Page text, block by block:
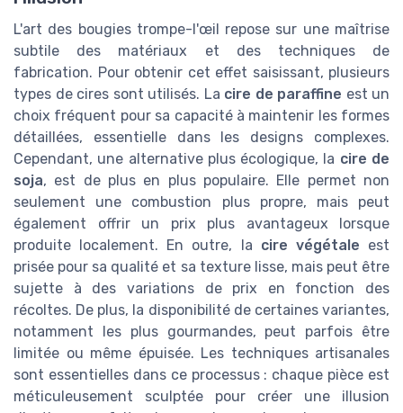
L'art des bougies trompe-l'œil repose sur une maîtrise
subtile des matériaux et des techniques de
fabrication. Pour obtenir cet effet saisissant, plusieurs
types de cires sont utilisés. La cire de paraffine est un
choix fréquent pour sa capacité à maintenir les formes
détaillées, essentielle dans les designs complexes.
Cependant, une alternative plus écologique, la cire de
soja, est de plus en plus populaire. Elle permet non
seulement une combustion plus propre, mais peut
également offrir un prix plus avantageux lorsque
produite localement. En outre, la cire végétale est
prisée pour sa qualité et sa texture lisse, mais peut être
sujette à des variations de prix en fonction des
récoltes. De plus, la disponibilité de certaines variantes,
notamment les plus gourmandes, peut parfois être
limitée ou même épuisée. Les techniques artisanales
sont essentielles dans ce processus : chaque pièce est
méticuleusement sculptée pour créer une illusion